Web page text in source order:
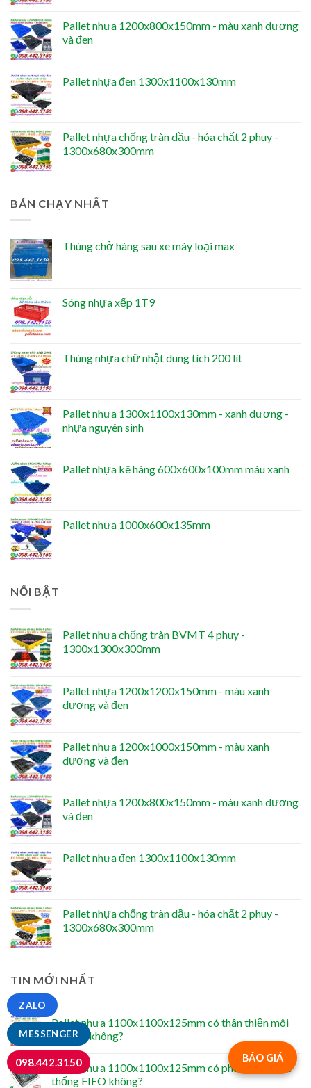
Pallet nhựa 1200x800x150mm - màu xanh dương
và đen
Pallet nhựa đen 1300x1100x130mm
Pallet nhựa chống tràn dầu - hóa chất 2 phuy -
1300x680x300mm
BÁN CHẠY NHẤT
Thùng chở hàng sau xe máy loại max
Sóng nhựa xếp 1T9
Thùng nhựa chữ nhật dung tích 200 lít
Pallet nhựa 1300x1100x130mm - xanh dương -
nhựa nguyên sinh
Pallet nhựa kê hàng 600x600x100mm màu xanh
Pallet nhựa 1000x600x135mm
NỔI BẬT
Pallet nhựa chống tràn BVMT 4 phuy -
1300x1300x300mm
Pallet nhựa 1200x1200x150mm - màu xanh
dương và đen
Pallet nhựa 1200x1000x150mm - màu xanh
dương và đen
Pallet nhựa 1200x800x150mm - màu xanh dương
và đen
Pallet nhựa đen 1300x1100x130mm
Pallet nhựa chống tràn dầu - hóa chất 2 phuy -
1300x680x300mm
TIN MỚI NHẤT
Pallet nhựa 1100x1100x125mm có thân thiện môi
trường không?
Pallet nhựa 1100x1100x125mm có phù hợp với hệ
thống FIFO không?
BÁO GIÁ
MESSENGER
ZALO
098.442.3150